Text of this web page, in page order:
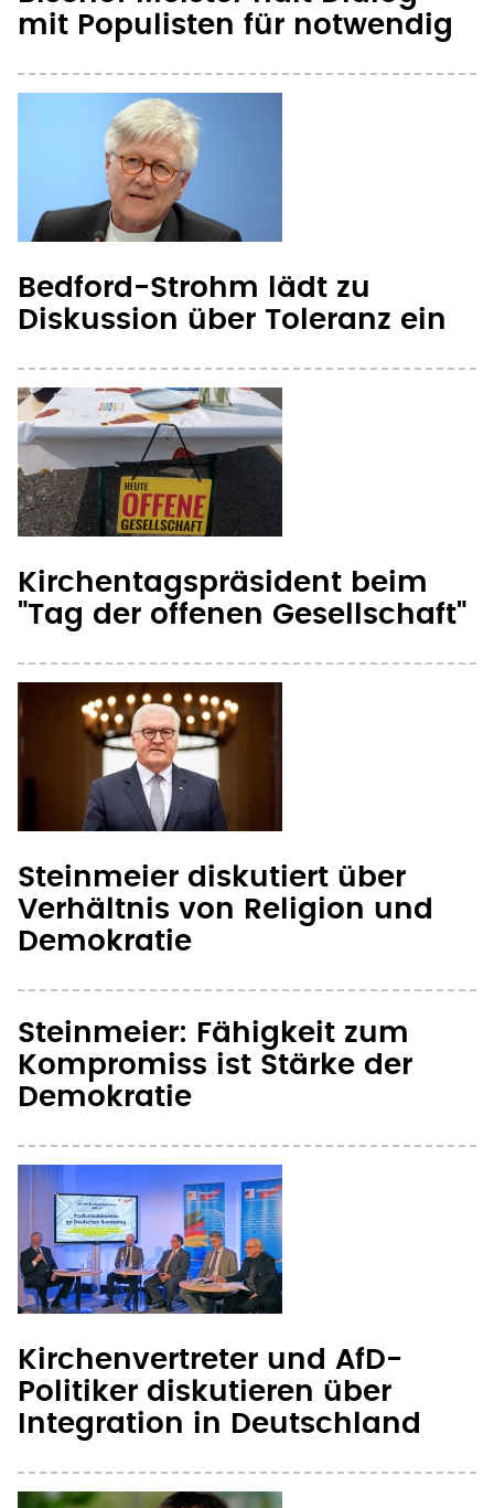
Bedford-Strohm lädt zu
Diskussion über Toleranz ein
Kirchentagspräsident beim
"Tag der offenen Gesellschaft"
Steinmeier diskutiert über
Verhältnis von Religion und
Demokratie
Steinmeier: Fähigkeit zum
Kompromiss ist Stärke der
Demokratie
Kirchenvertreter und AfD-
Politiker diskutieren über
Integration in Deutschland